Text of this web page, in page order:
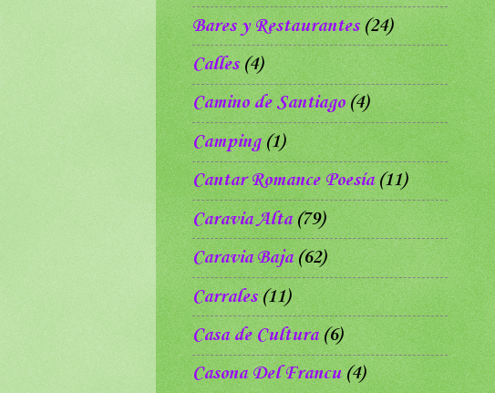
Bares y Restaurantes (24)
Calles (4)
Camino de Santiago (4)
Camping (1)
Cantar Romance Poesía (11)
Caravia Alta (79)
Caravia Baja (62)
Carrales (11)
Casa de Cultura (6)
Casona Del Francu (4)